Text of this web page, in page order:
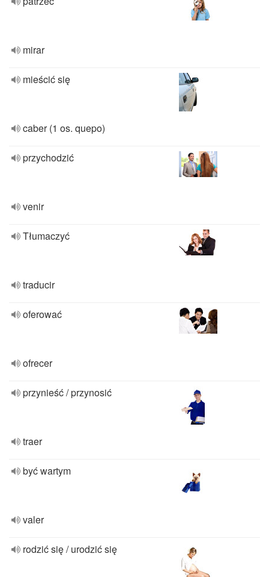
mirar
mieścić się
caber (1 os. quepo)
przychodzić
venir
Tłumaczyć
traducir
oferować
ofrecer
przynieść / przynosić
traer
być wartym
valer
rodzić się / urodzić się